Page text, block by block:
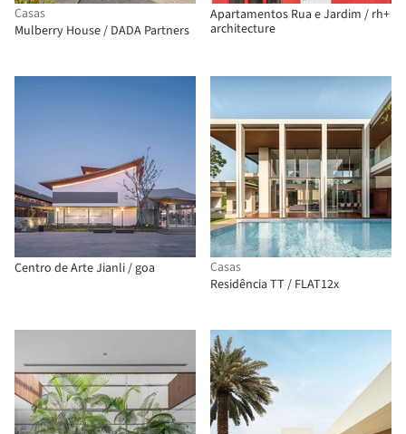
Casas
Mulberry House / DADA Partners
Apartamentos Rua e Jardim / rh+
architecture
Centro de Arte Jianli / goa
Casas
Residência TT / FLAT12x